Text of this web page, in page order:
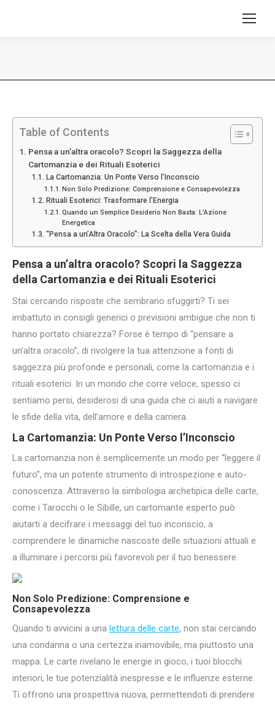
Table of Contents
Pensa a un’altra oracolo? Scopri la Saggezza della
Cartomanzia e dei Rituali Esoterici
La Cartomanzia: Un Ponte Verso l’Inconscio
Non Solo Predizione: Comprensione e Consapevolezza
Rituali Esoterici: Trasformare l’Energia
Quando un Semplice Desiderio Non Basta: L’Azione
Energetica
“Pensa a un’Altra Oracolo”: La Scelta della Vera Guida
Pensa a un’altra oracolo? Scopri la Saggezza
della Cartomanzia e dei Rituali Esoterici
Stai cercando risposte che sembrano sfuggirti? Ti sei
imbattuto in consigli generici o previsioni ambigue che non ti
hanno portato chiarezza? Forse è tempo di “pensare a
un’altra oracolo”, di rivolgere la tua attenzione a fonti di
saggezza più profonde e personali, come la cartomanzia e i
rituali esoterici. In un mondo che corre veloce, spesso ci
sentiamo persi, desiderosi di una guida che ci aiuti a navigare
le sfide della vita, dell’amore e della carriera.
La Cartomanzia: Un Ponte Verso l’Inconscio
La cartomanzia non è semplicemente un modo per “leggere il
futuro”, ma un potente strumento di introspezione e auto-
conoscenza. Attraverso la simbologia archetipica delle carte,
come i Tarocchi o le Sibille, un cartomante esperto può
aiutarti a decifrare i messaggi del tuo inconscio, a
comprendere le dinamiche nascoste delle situazioni attuali e
a illuminare i percorsi più favorevoli per il tuo benessere.
Non Solo Predizione: Comprensione e
Consapevolezza
Quando ti avvicini a una lettura delle carte, non stai cercando
una condanna o una certezza inamovibile, ma piuttosto una
mappa. Le carte rivelano le energie in gioco, i tuoi blocchi
interiori, le tue potenzialità inespresse e le influenze esterne.
Ti offrono una prospettiva nuova, permettendoti di prendere